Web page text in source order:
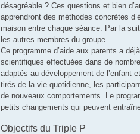
désagréable ? Ces questions et bien
apprendront des méthodes concrètes
maison entre chaque séance. Par la
les autres membres du groupe.
Ce programme d’aide aux parents a
scientifiques effectuées dans de
adaptés au développement de l’enfant
tirés de la vie quotidienne, les
de nouveaux comportements. Le
petits changements qui peuvent
Objectifs du Triple P